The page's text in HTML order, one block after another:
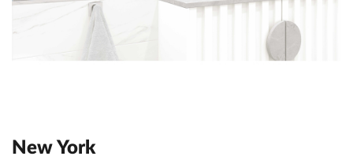
New York